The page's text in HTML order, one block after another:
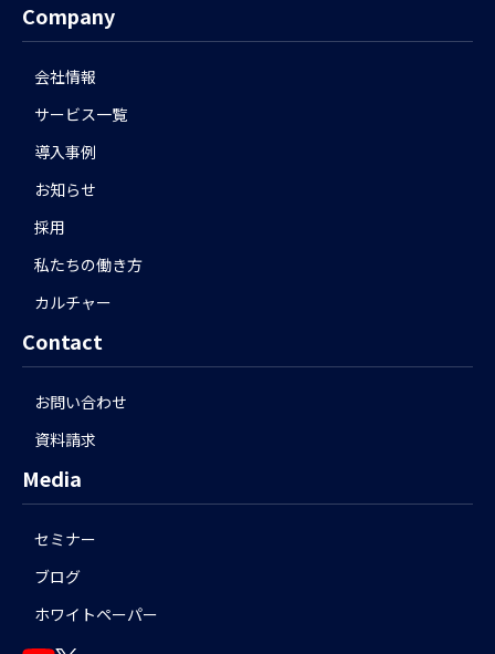
Company
会社情報
サービス一覧
導入事例
お知らせ
採用
私たちの働き方
カルチャー
Contact
お問い合わせ
資料請求
Media
セミナー
ブログ
ホワイトペーパー